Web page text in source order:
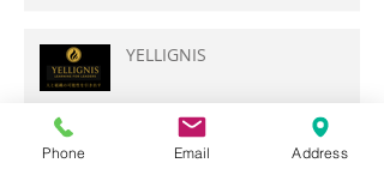
YELLIGNIS
Phone Email Address